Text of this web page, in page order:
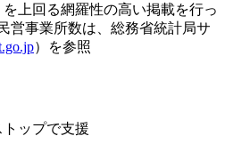
を上回る網羅性の高い掲載を行っ
営事業所数は、総務省統計局サ
）を参照
ップで支援